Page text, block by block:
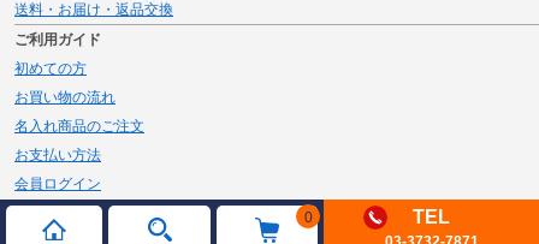
0 TEL
送料・お届け・返品交換
ご利用ガイド
初めての方
お買い物の流れ
名入れ商品のご注文
お支払い方法
会員ログイン
メルマガ登録